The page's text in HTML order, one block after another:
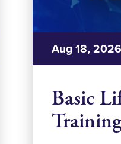
Aug 18, 2026
Basic